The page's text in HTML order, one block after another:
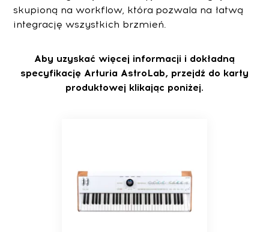
skupioną na workflow, która pozwala na łatwą
integrację wszystkich brzmień.
Aby uzyskać więcej informacji i dokładną
specyfikację Arturia AstroLab, przejdź do karty
produktowej klikając poniżej.